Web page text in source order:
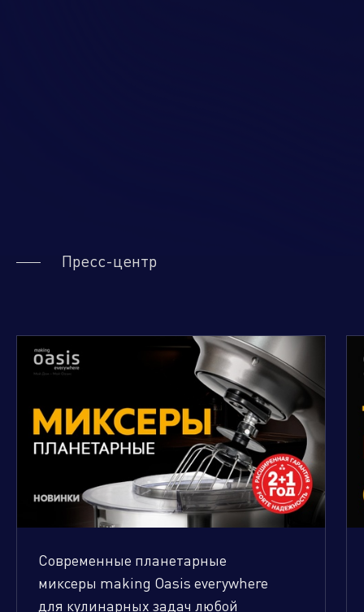
Пресс-центр
Современные планетарные
миксеры making Oasis everywhere
для кулинарных задач любой